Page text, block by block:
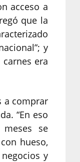
acceso a
que la
y
era
a comprar
“En eso
se
hueso,
y